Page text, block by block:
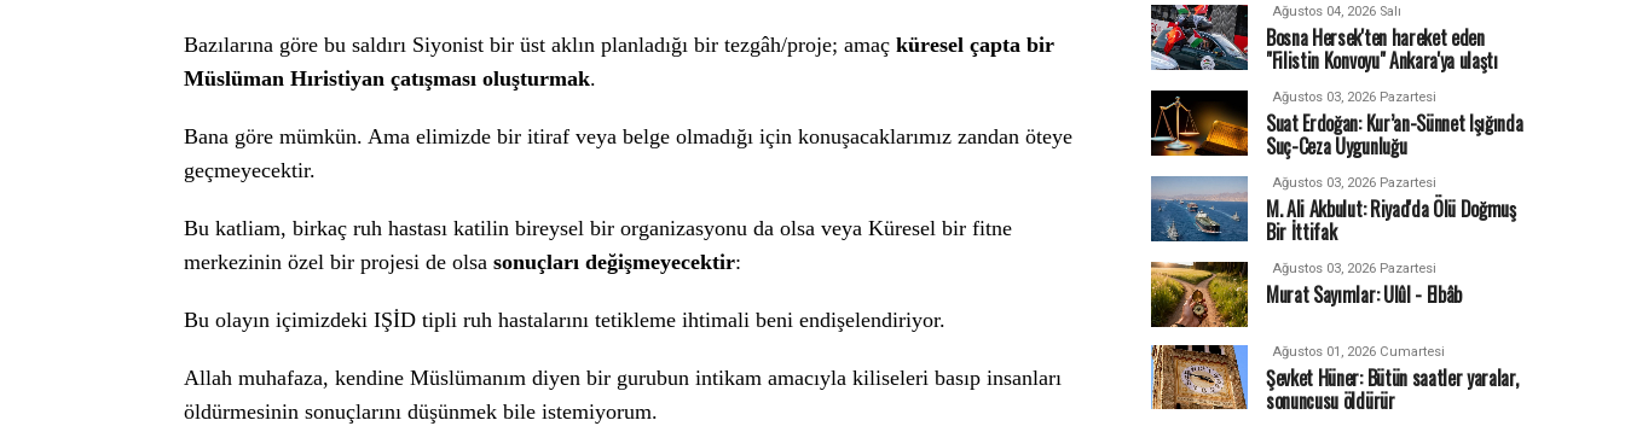
Bazılarına göre bu saldırı Siyonist bir üst aklın planladığı bir tezgâh/proje; amaç küresel çapta bir
Müslüman Hıristiyan çatışması oluşturmak.
Bana göre mümkün. Ama elimizde bir itiraf veya belge olmadığı için konuşacaklarımız zandan öteye
geçmeyecektir.
Bu katliam, birkaç ruh hastası katilin bireysel bir organizasyonu da olsa veya Küresel bir fitne
merkezinin özel bir projesi de olsa sonuçları değişmeyecektir:
Bu olayın içimizdeki IŞİD tipli ruh hastalarını tetikleme ihtimali beni endişelendiriyor.
Allah muhafaza, kendine Müslümanım diyen bir gurubun intikam amacıyla kiliseleri basıp insanları
öldürmesinin sonuçlarını düşünmek bile istemiyorum.
Ağustos 04, 2026 Salı
Bosna Hersek'ten hareket eden
"Filistin Konvoyu" Ankara'ya ulaştı
Ağustos 03, 2026 Pazartesi
Suat Erdoğan: Kur’an-Sünnet Işığında
Suç-Ceza Uygunluğu
Ağustos 03, 2026 Pazartesi
M. Ali Akbulut: Riyad'da Ölü Doğmuş
Bir İttifak
Ağustos 03, 2026 Pazartesi
Murat Sayımlar: Ulûl - Elbâb
Ağustos 01, 2026 Cumartesi
Şevket Hüner: Bütün saatler yaralar,
sonuncusu öldürür